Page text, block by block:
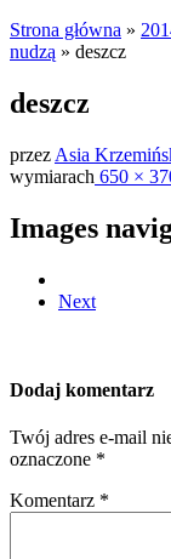
Strona główna »
nudzą » deszcz
deszcz
przez Asia
wymiarach 650 ×
Images
Next
Dodaj komentarz
Twój adres e-mail
oznaczone *
Komentarz *